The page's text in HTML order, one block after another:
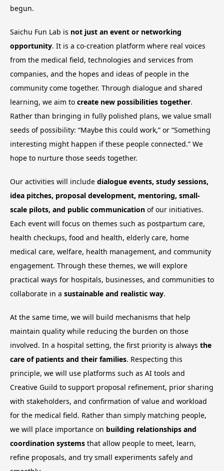
begun.
Saichu Fun Lab is not just an event or networking
opportunity. It is a co-creation platform where real voices
from the medical field, technologies and services from
companies, and the hopes and ideas of people in the
community come together. Through dialogue and shared
learning, we aim to create new possibilities together.
Rather than bringing in fully polished plans, we value small
seeds of possibility: “Maybe this could work,” or “Something
interesting might happen if these people connected.” We
hope to nurture those seeds together.
Our activities will include dialogue events, study sessions,
idea pitches, proposal development, mentoring, small-
scale pilots, and public communication of our initiatives.
Each event will focus on themes such as postpartum care,
health checkups, food and health, elderly care, home
medical care, welfare, health management, and community
engagement. Through these themes, we will explore
practical ways for hospitals, businesses, and communities to
collaborate in a sustainable and realistic way.
At the same time, we will build mechanisms that help
maintain quality while reducing the burden on those
involved. In a hospital setting, the first priority is always the
care of patients and their families. Respecting this
principle, we will use platforms such as AI tools and
Creative Guild to support proposal refinement, prior sharing
with stakeholders, and confirmation of value and workload
for the medical field. Rather than simply matching people,
we will place importance on building relationships and
coordination systems that allow people to meet, learn,
refine proposals, and try small experiments safely and